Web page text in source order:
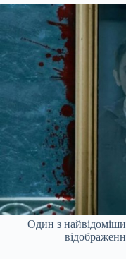
Один з